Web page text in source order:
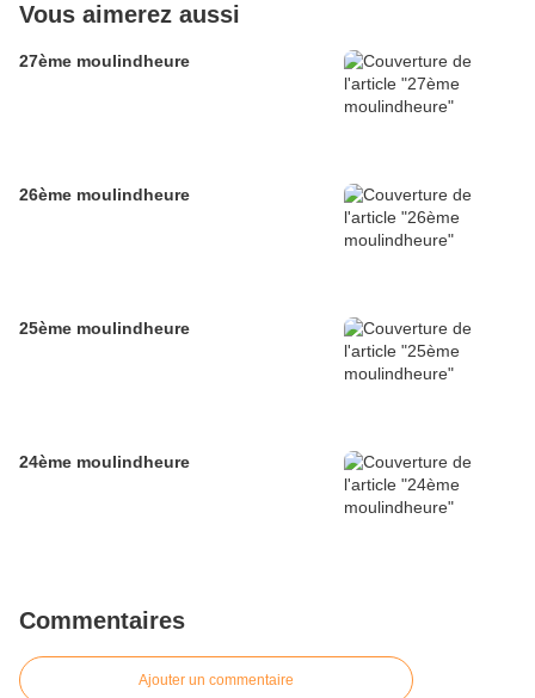
Vous aimerez aussi
27ème moulindheure
26ème moulindheure
25ème moulindheure
24ème moulindheure
Commentaires
Ajouter un commentaire